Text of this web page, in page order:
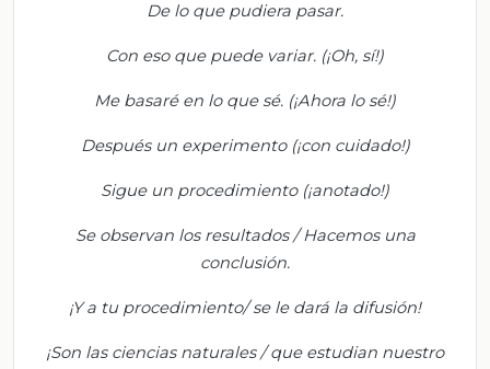
De lo que pudiera pasar.
Con eso que puede variar. (¡Oh, sí!)
Me basaré en lo que sé. (¡Ahora lo sé!)
Después un experimento (¡con cuidado!)
Sigue un procedimiento (¡anotado!)
Se observan los resultados / Hacemos una
conclusión.
¡Y a tu procedimiento/ se le dará la difusión!
¡Son las ciencias naturales / que estudian nuestro